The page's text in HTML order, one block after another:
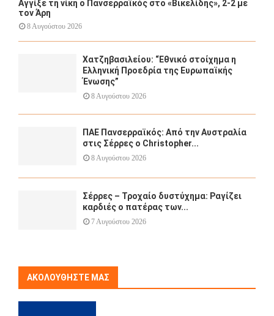
Αγγίξε τη νίκη ο Πανσερραϊκός στο «Βικελίδης», 2-2 με
τον Άρη
8 Αυγούστου 2026
Χατζηβασιλείου: “Εθνικό στοίχημα η
Ελληνική Προεδρία της Ευρωπαϊκής
Ένωσης”
8 Αυγούστου 2026
ΠΑΕ Πανσερραϊκός: Από την Αυστραλία
στις Σέρρες ο Christopher...
8 Αυγούστου 2026
Σέρρες – Τροχαίο δυστύχημα: Ραγίζει
καρδιές ο πατέρας των...
7 Αυγούστου 2026
ΑΚΟΛΟΥΘΉΣΤΕ ΜΑΣ